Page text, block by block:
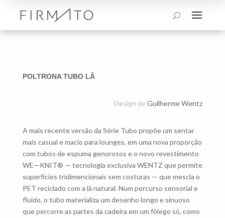
U a
POLTRONA TUBO LÃ
Design deGuilherme Wentz
A mais recente versão da Série Tubo propõe um sentar
mais casual e macio para lounges, em uma nova proporção
com tubos de espuma genorosos e o novo revestimento
WE—KNIT® — tecnologia exclusiva WENTZ que permite
superfícies tridimencionais sem costuras — que mescla o
PET reciclado com a lã natural. Num percurso sensorial e
fluido, o tubo materializa um desenho longo e sinuoso
que percorre as partes da cadeira em um fôlego só, como